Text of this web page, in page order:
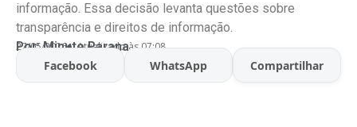
informação. Essa decisão levanta questões sobre
transparência e direitos de informação.
Por:Minuto Parana
27/05/2026 Atualizado às 07:08
Facebook WhatsApp Compartilhar